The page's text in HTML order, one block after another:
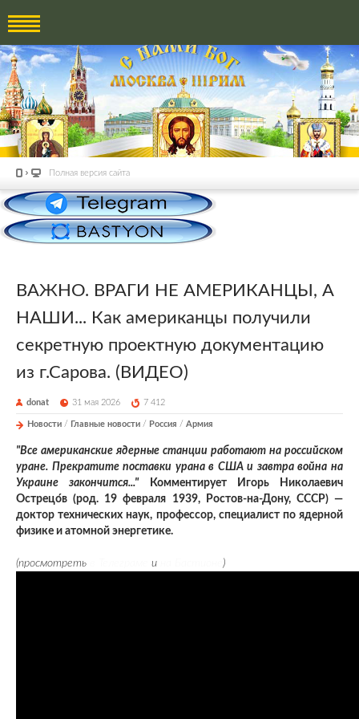
Полная версия сайта
ВАЖНО. ВРАГИ НЕ АМЕРИКАНЦЫ, А
НАШИ... Как американцы получили
секретную проектную документацию
из г.Сарова. (ВИДЕО)
donat 31 мая 2026 7 412
Новости / Главные новости / Россия / Армия
"Все американские ядерные станции работают на российском
уране. Прекратите поставки урана в США и завтра война на
Украине закончится..." Комментирует Игорь Николаевич
Острецо́в (род. 19 февраля 1939, Ростов-на-Дону, СССР) —
доктор технических наук, профессор, специалист по ядерной
физике и атомной энергетике.
(просмотреть и )